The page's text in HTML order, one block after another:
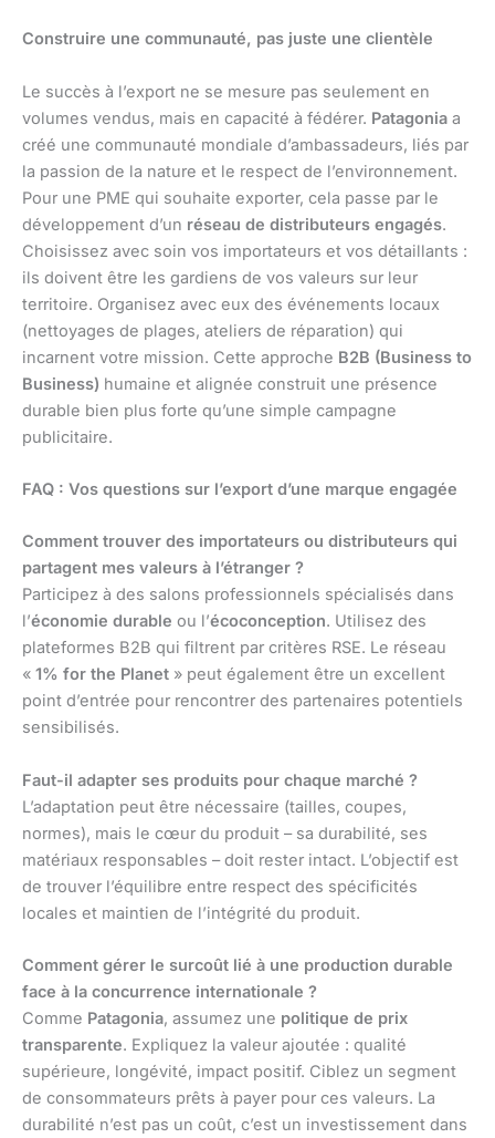
Construire une communauté, pas juste une clientèle
Le succès à l’export ne se mesure pas seulement en
volumes vendus, mais en capacité à fédérer. Patagonia a
créé une communauté mondiale d’ambassadeurs, liés par
la passion de la nature et le respect de l’environnement.
Pour une PME qui souhaite exporter, cela passe par le
développement d’un réseau de distributeurs engagés.
Choisissez avec soin vos importateurs et vos détaillants :
ils doivent être les gardiens de vos valeurs sur leur
territoire. Organisez avec eux des événements locaux
(nettoyages de plages, ateliers de réparation) qui
incarnent votre mission. Cette approche B2B (Business to
Business) humaine et alignée construit une présence
durable bien plus forte qu’une simple campagne
publicitaire.
FAQ : Vos questions sur l’export d’une marque engagée
Comment trouver des importateurs ou distributeurs qui
partagent mes valeurs à l’étranger ?
Participez à des salons professionnels spécialisés dans
l’économie durable ou l’écoconception. Utilisez des
plateformes B2B qui filtrent par critères RSE. Le réseau
« 1% for the Planet » peut également être un excellent
point d’entrée pour rencontrer des partenaires potentiels
sensibilisés.
Faut-il adapter ses produits pour chaque marché ?
L’adaptation peut être nécessaire (tailles, coupes,
normes), mais le cœur du produit – sa durabilité, ses
matériaux responsables – doit rester intact. L’objectif est
de trouver l’équilibre entre respect des spécificités
locales et maintien de l’intégrité du produit.
Comment gérer le surcoût lié à une production durable
face à la concurrence internationale ?
Comme Patagonia, assumez une politique de prix
transparente. Expliquez la valeur ajoutée : qualité
supérieure, longévité, impact positif. Ciblez un segment
de consommateurs prêts à payer pour ces valeurs. La
durabilité n’est pas un coût, c’est un investissement dans